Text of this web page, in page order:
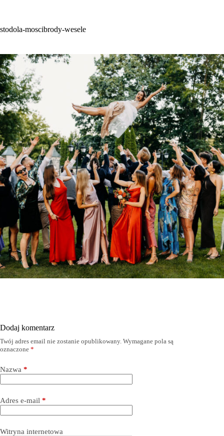
stodola-moscibrody-wesele
Dodaj komentarz
Twój adres email nie zostanie opublikowany. Wymagane pola są
oznaczone *
Nazwa *
Adres e-mail *
Witryna internetowa